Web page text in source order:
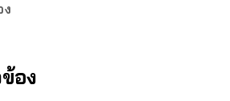
ง
อง